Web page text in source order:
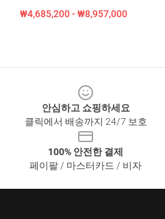
₩4,685,200 - ₩8,957,000
안심하고 쇼핑하세요
클릭에서 배송까지 24/7 보호
100% 안전한 결제
페이팔 / 마스터카드 / 비자